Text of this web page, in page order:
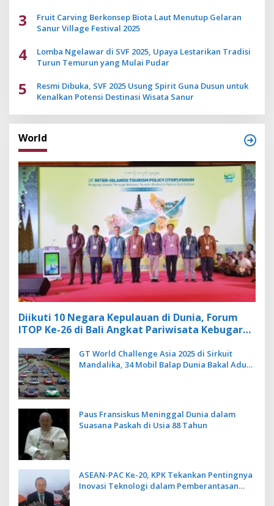
3
Fruit Carving Berkonsep Biota Laut Menutup Gelaran
Sanur Village Festival 2025
4
Lomba Ngelawar di SVF 2025, Upaya Lestarikan Tradisi
Turun Temurun yang Mulai Pudar
5
Resmi Dibuka, SVF 2025 Usung Spirit Guna Dusun untuk
Kenalkan Potensi Destinasi Wisata Sanur
World
Diikuti 10 Negara Kepulauan di Dunia, Forum
ITOP Ke-26 di Bali Angkat Pariwisata Kebugaran
GT World Challenge Asia 2025 di Sirkuit
Mandalika, 34 Mobil Balap Dunia Bakal Adu
Paus Fransiskus Meninggal Dunia dalam
Suasana Paskah di Usia 88 Tahun
ASEAN-PAC Ke-20, KPK Tekankan Pentingnya
Inovasi Teknologi dalam Pemberantasan